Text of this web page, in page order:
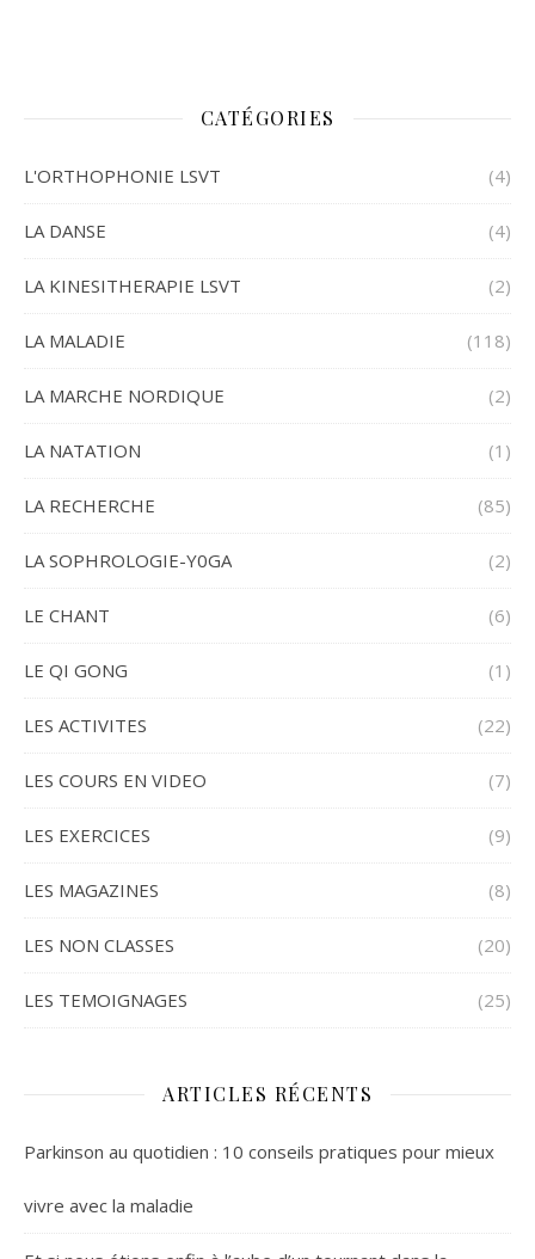
CATÉGORIES
L'ORTHOPHONIE LSVT (4)
LA DANSE (4)
LA KINESITHERAPIE LSVT (2)
LA MALADIE (118)
LA MARCHE NORDIQUE (2)
LA NATATION (1)
LA RECHERCHE (85)
LA SOPHROLOGIE-Y0GA (2)
LE CHANT (6)
LE QI GONG (1)
LES ACTIVITES (22)
LES COURS EN VIDEO (7)
LES EXERCICES (9)
LES MAGAZINES (8)
LES NON CLASSES (20)
LES TEMOIGNAGES (25)
ARTICLES RÉCENTS
Parkinson au quotidien : 10 conseils pratiques pour mieux
vivre avec la maladie